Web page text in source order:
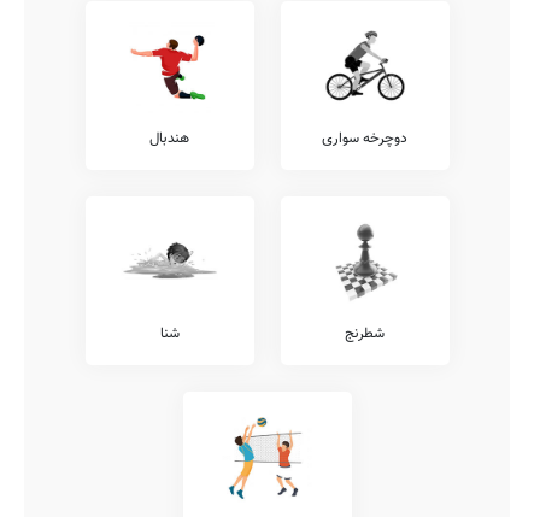
دوچرخه سواری هندبال
شطرنج شنا